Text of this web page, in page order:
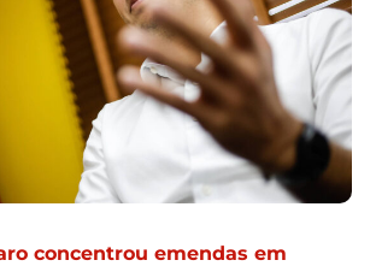
concentrou emendas em